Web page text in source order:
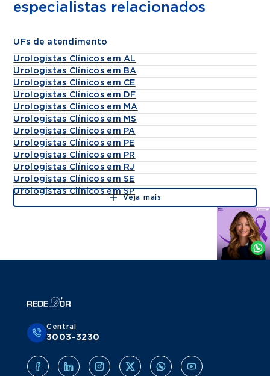
especialistas relacionados
UFs de atendimento
Urologistas Clínicos em AL
Urologistas Clínicos em BA
Urologistas Clínicos em CE
Urologistas Clínicos em DF
Urologistas Clínicos em MA
Urologistas Clínicos em MS
Urologistas Clínicos em PA
Urologistas Clínicos em PE
Urologistas Clínicos em PR
Urologistas Clínicos em RJ
Urologistas Clínicos em SE
Urologistas Clínicos em SP
Veja mais
Agende
Whatsapp
Central
3003-3230